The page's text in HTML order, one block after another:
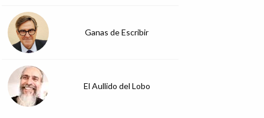
Ganas de Escribir
El Aullido del Lobo